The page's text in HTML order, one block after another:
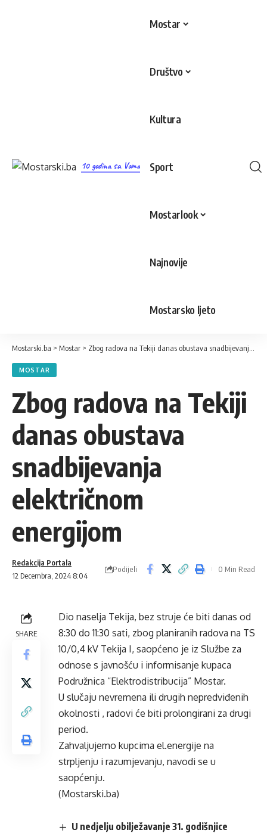
10 godina sa Vama
Mostar
Društvo
Kultura
Sport
Mostarlook
Najnovije
Mostarsko ljeto
Mostarski.ba > Mostar > Zbog radova na Tekiji danas obustava snadbijevanja električnom energijom
MOSTAR
Zbog radova na Tekiji
danas obustava
snadbijevanja
električnom
energijom
12 Decembra, 2024 8:04
Redakcija Portala
Podijeli 0 Min Read
SHARE
Dio naselja Tekija, bez struje će biti danas od
8:30 do 11:30 sati, zbog planiranih radova na TS
10/0,4 kV Tekija I, saopćeno je iz Službe za
odnose s javnošću i informisanje kupaca
Podružnica “Elektrodistribucija” Mostar.
U slučaju nevremena ili drugih nepredviđenih
okolnosti , radovi će biti prolongirani za drugi
period.
Zahvaljujemo kupcima el.energije na
strpljenju i razumjevanju, navodi se u
saopćenju.
(Mostarski.ba)
U nedjelju obilježavanje 31. godišnjice